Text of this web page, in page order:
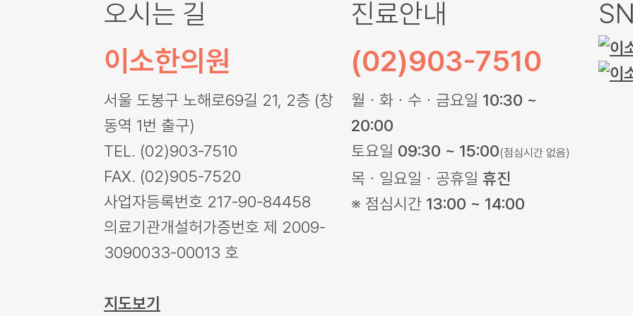
오시는 길
이소한의원
서울 도봉구 노해로69길 21, 2층 (창
동역 1번 출구)
TEL. (02)903-7510
FAX. (02)905-7520
사업자등록번호 217-90-84458
의료기관개설허가증번호 제 2009-
3090033-00013 호
지도보기
진료안내
(02)903-7510
월ㆍ화ㆍ수ㆍ금요일 10:30 ~
20:00
토요일 09:30 ~ 15:00(점심시간 없음)
목ㆍ일요일ㆍ공휴일 휴진
※ 점심시간 13:00 ~ 14:00